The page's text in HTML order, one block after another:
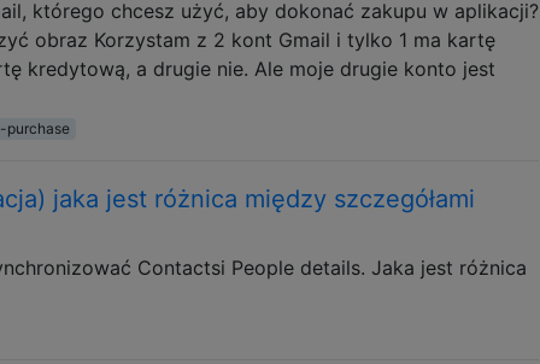
którego chcesz użyć, aby dokonać zakupu w aplikacji?
obraz Korzystam z 2 kont Gmail i tylko 1 ma kartę
kredytową, a drugie nie. Ale moje drugie konto jest
purchase
jaka jest różnica między szczegółami
Contactsi People details. Jaka jest różnica